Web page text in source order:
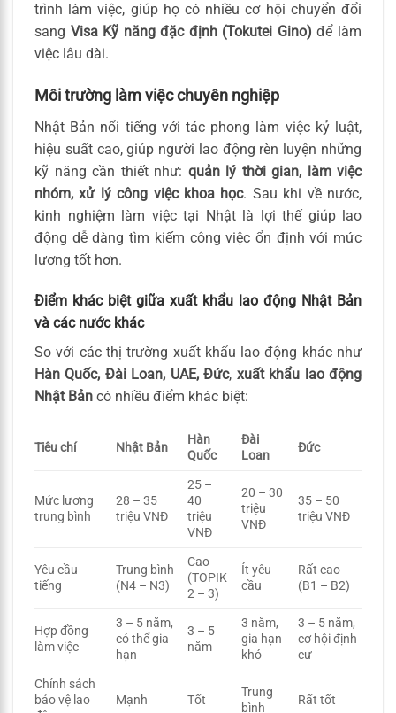
trình làm việc, giúp họ có nhiều cơ hội chuyển đổi
sang Visa Kỹ năng đặc định (Tokutei Gino) để làm
việc lâu dài.
Môi trường làm việc chuyên nghiệp
Nhật Bản nổi tiếng với tác phong làm việc kỷ luật,
hiệu suất cao, giúp người lao động rèn luyện những
kỹ năng cần thiết như: quản lý thời gian, làm việc
nhóm, xử lý công việc khoa học. Sau khi về nước,
kinh nghiệm làm việc tại Nhật là lợi thế giúp lao
động dễ dàng tìm kiếm công việc ổn định với mức
lương tốt hơn.
Điểm khác biệt giữa xuất khẩu lao động Nhật Bản
và các nước khác
So với các thị trường xuất khẩu lao động khác như
Hàn Quốc, Đài Loan, UAE, Đức, xuất khẩu lao động
Nhật Bản có nhiều điểm khác biệt:
Tiêu chí Nhật Bản
Hàn
Quốc
Đài
Loan
Đức
Mức lương
trung bình
28 – 35
triệu VNĐ
25 –
40
triệu
VNĐ
20 – 30
triệu
VNĐ
35 – 50
triệu VNĐ
Yêu cầu
tiếng
Trung bình
(N4 – N3)
Cao
(TOPIK
2 – 3)
Ít yêu
cầu
Rất cao
(B1 – B2)
Hợp đồng
làm việc
3 – 5 năm,
có thể gia
hạn
3 – 5
năm
3 năm,
gia hạn
khó
3 – 5 năm,
cơ hội định
cư
Chính sách
bảo vệ lao
Mạnh Tốt
Trung
bình
Rất tốt